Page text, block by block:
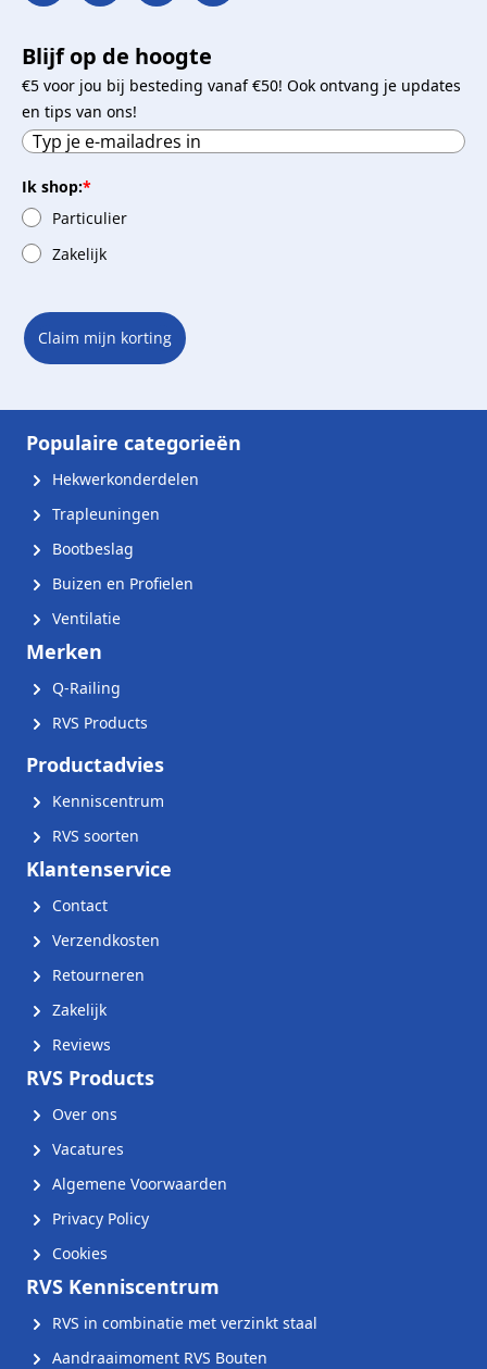
Blijf op de hoogte
€5 voor jou bij besteding vanaf €50! Ook ontvang je updates
en tips van ons!
Ik shop:*
Particulier
Zakelijk
Claim mijn korting
Populaire categorieën
Hekwerkonderdelen
Trapleuningen
Bootbeslag
Buizen en Profielen
Ventilatie
Merken
Q-Railing
RVS Products
Productadvies
Kenniscentrum
RVS soorten
Klantenservice
Contact
Verzendkosten
Retourneren
Zakelijk
Reviews
RVS Products
Over ons
Vacatures
Algemene Voorwaarden
Privacy Policy
Cookies
RVS Kenniscentrum
RVS in combinatie met verzinkt staal
Aandraaimoment RVS Bouten